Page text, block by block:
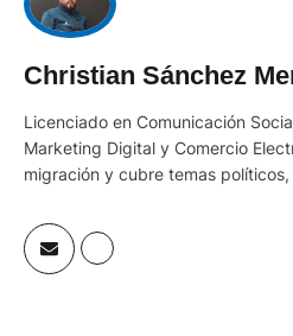
Christian Sánchez
Licenciado en Comunicación
Marketing Digital y Comercio
migración y cubre temas